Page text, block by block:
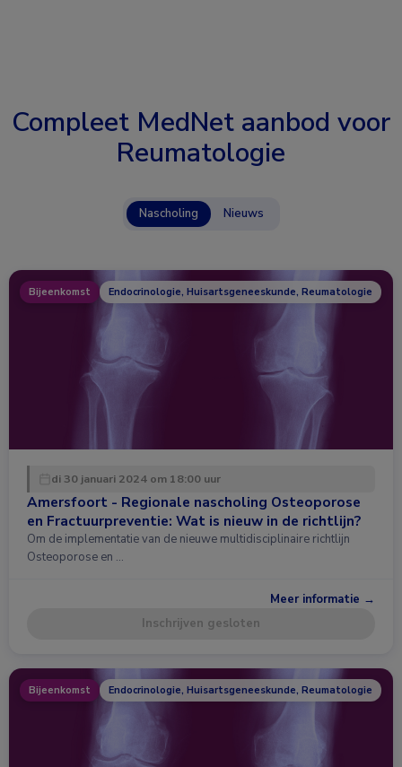
Compleet MedNet aanbod voor
Reumatologie
Nascholing Nieuws
Bijeenkomst Endocrinologie, Huisartsgeneeskunde, Reumatologie
di 30 januari 2024 om 18:00 uur
Amersfoort - Regionale nascholing Osteoporose
en Fractuurpreventie: Wat is nieuw in de richtlijn?
Om de implementatie van de nieuwe multidisciplinaire richtlijn
Osteoporose en …
Meer informatie →
Inschrijven gesloten
Bijeenkomst Endocrinologie, Huisartsgeneeskunde, Reumatologie